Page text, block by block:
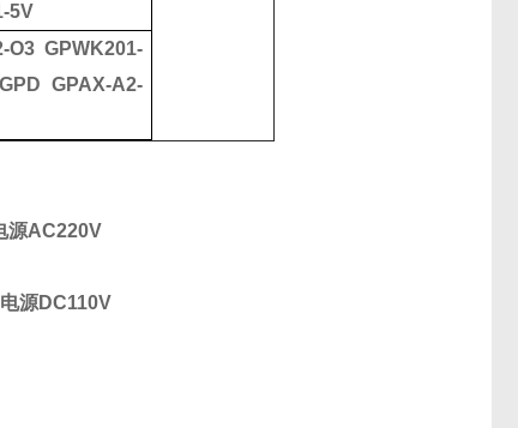
5V
O3 GPWK201-
GPAX-A2-
源AC220V
源DC110V